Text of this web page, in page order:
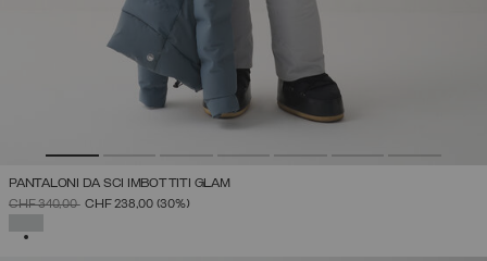
PANTALONI DA SCI IMBOTTITI GLAM
PREZZO RIDOTTO DA
CHF 340,00ACHF 238,00 (30%)